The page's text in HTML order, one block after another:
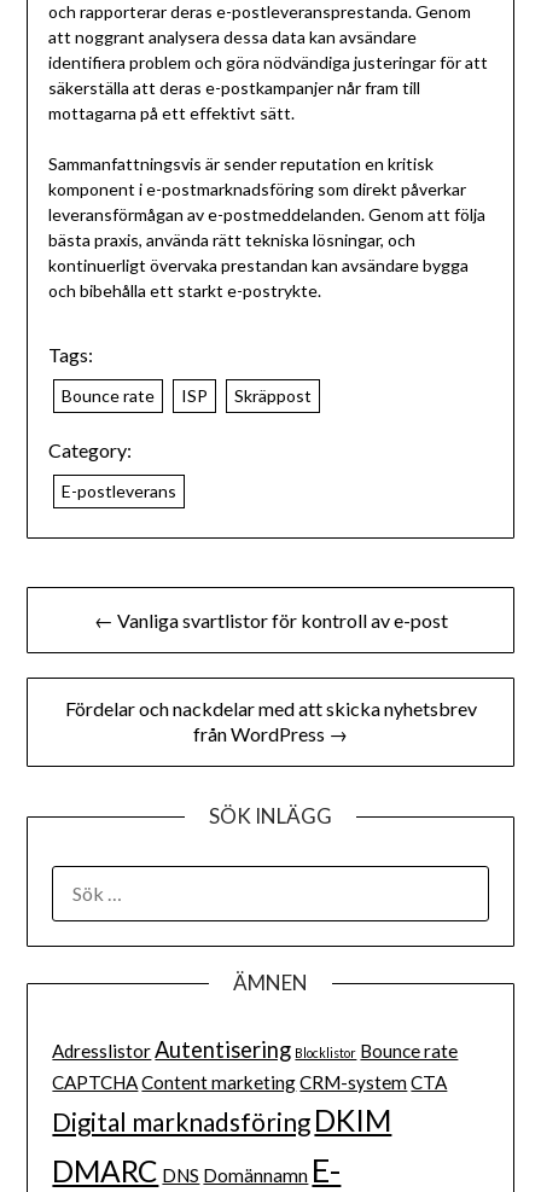
och rapporterar deras e-postleveransprestanda. Genom
att noggrant analysera dessa data kan avsändare
identifiera problem och göra nödvändiga justeringar för att
säkerställa att deras e-postkampanjer når fram till
mottagarna på ett effektivt sätt.
Sammanfattningsvis är sender reputation en kritisk
komponent i e-postmarknadsföring som direkt påverkar
leveransförmågan av e-postmeddelanden. Genom att följa
bästa praxis, använda rätt tekniska lösningar, och
kontinuerligt övervaka prestandan kan avsändare bygga
och bibehålla ett starkt e-postrykte.
Tags:
Bounce rate ISP Skräppost
Category:
E-postleverans
← Vanliga svartlistor för kontroll av e-post
Fördelar och nackdelar med att skicka nyhetsbrev
från WordPress →
SÖK INLÄGG
ÄMNEN
AdresslistorAutentisering Blocklistor Bounce rate
CAPTCHAContent marketingCRM-systemCTA
Digital marknadsföring DKIM
DMARC DNS Domännamn E-